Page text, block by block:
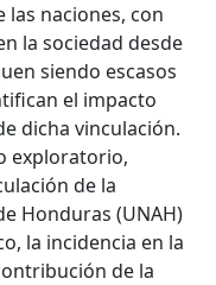
naciones, con
la sociedad desde
siendo escasos
el impacto
dicha vinculación.
exploratorio,
de la
Honduras (UNAH)
la incidencia en la
de la